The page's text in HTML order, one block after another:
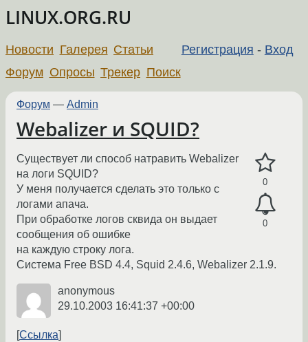
LINUX.ORG.RU
Регистрация - Вход
Новости Галерея Статьи
Форум Опросы Трекер Поиск
Форум — Admin
Webalizer и SQUID?
0
0
Существует ли способ натравить Webalizer
на логи SQUID?
У меня получается сделать это только с
логами апача.
При обработке логов сквида он выдает
сообщения об ошибке
на каждую строку лога.
Система Free BSD 4.4, Squid 2.4.6, Webalizer 2.1.9.
anonymous
29.10.2003 16:41:37 +00:00
Ссылка